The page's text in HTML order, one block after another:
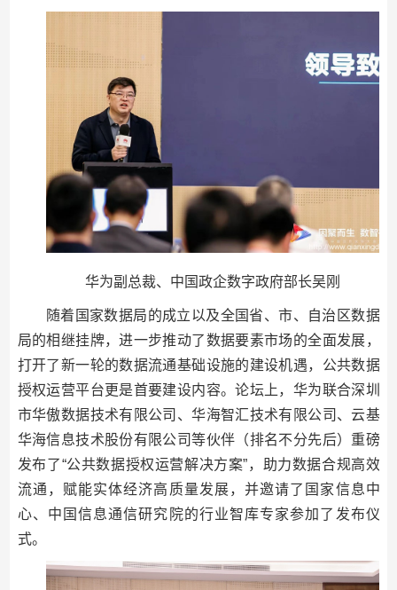
华为副总裁、中国政企数字政府部长吴刚
随着国家数据局的成立以及全国省、市、自治区数据
局的相继挂牌，进一步推动了数据要素市场的全面发展，
打开了新一轮的数据流通基础设施的建设机遇，公共数据
授权运营平台更是首要建设内容。论坛上，华为联合深圳
市华傲数据技术有限公司、华海智汇技术有限公司、云基
华海信息技术股份有限公司等伙伴（排名不分先后）重磅
发布了“公共数据授权运营解决方案”，助力数据合规高效
流通，赋能实体经济高质量发展，并邀请了国家信息中
心、中国信息通信研究院的行业智库专家参加了发布仪
式。